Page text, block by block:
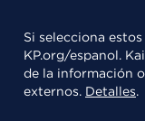
Si selecciona estos
KP.org/espanol.
de la información
externos. Detalles.